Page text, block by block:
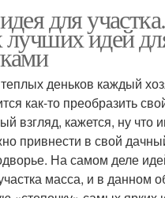
для
идей
деньков каждый
как-то преобразить
взгляд, кажется, ну что
привнести в свой
На самом деле
масса, и в данном